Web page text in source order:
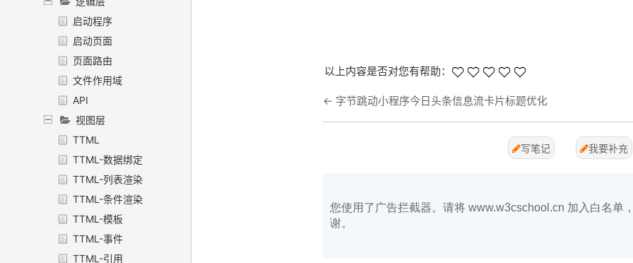
启动程序
启动页面
页面路由
文件作用域
API
视图层
TTML
TTML-数据绑定
TTML-列表渲染
TTML-条件渲染
TTML-模板
TTML-事件
TTML-引用
以上内容是否对您有帮助：
← 字节跳动小程序今日头条信息流卡片标题优化
写笔记 我要补充
您使用了广告拦截器。请将 www.w3cschool.cn 加入白名单
谢。